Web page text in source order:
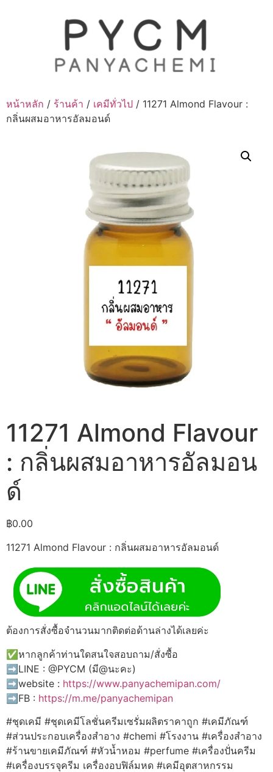
หน้าหลัก / ร้านค้า / เคมีทั่วไป / 11271 Almond Flavour :
กลิ่นผสมอาหารอัลมอนด์
11271 Almond Flavour
: กลิ่นผสมอาหารอัลมอน
ด์
฿0.00
11271 Almond Flavour : กลิ่นผสมอาหารอัลมอนด์
ต้องการสั่งซื้อจำนวนมากติดต่อด้านล่างได้เลยค่ะ
✅หากลูกค้าท่านใดสนใจสอบถาม/สั่งซื้อ
➡️LINE : @PYCM (มี@นะคะ)
➡️website : https://www.panyachemipan.com/
➡️FB : https://m.me/panyachemipan
#ชุดเคมี #ชุดเคมีโลชั่นครีมเซรั่มผลิตราคาถูก #เคมีภัณฑ์
#ส่วนประกอบเครื่องสำอาง #chemi #โรงงาน #เครื่องสำอาง
#ร้านขายเคมีภัณฑ์ #หัวน้ำหอม #perfume #เครื่องปั่นครีม
#เครื่องบรรจุครีม เครื่องอบฟิล์มหด #เคมีอุตสาหกรรม